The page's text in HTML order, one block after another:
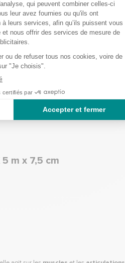
m x 7,5 cm